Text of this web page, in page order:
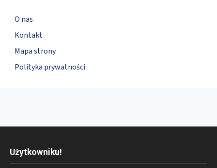
O nas
Kontakt
Mapa strony
Polityka prywatności
Użytkowniku!